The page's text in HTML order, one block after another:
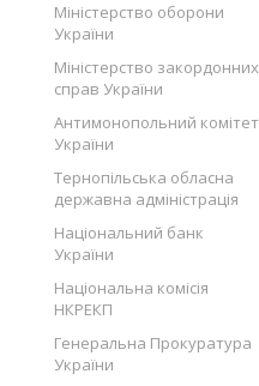
Міністерство оборони
України
Міністерство закордонних
справ України
Антимонопольний комітет
України
Тернопільська обласна
державна адміністрація
Національний банк
України
Національна комісія
НКРЕКП
Генеральна Прокуратура
України